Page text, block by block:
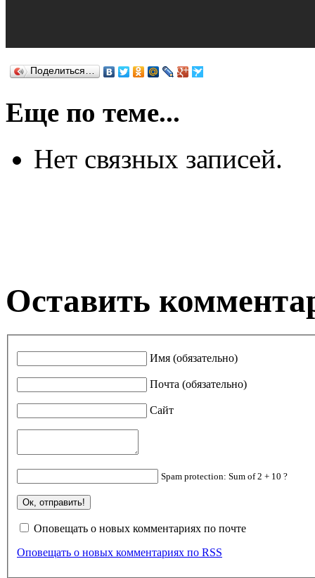
Поделиться…
Еще по теме...
Нет связных записей.
Оставить
Имя (обязательно)
Почта (обязательно)
Сайт
Spam protection: Sum of 2 + 10 ?
Оповещать о новых комментариях по почте
Оповещать о новых комментариях по RSS